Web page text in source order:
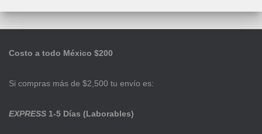
Costo a todo México $200
Si compras más de $2,500 tu envío es:
EXPRESS 1-5 Días (Laborables)